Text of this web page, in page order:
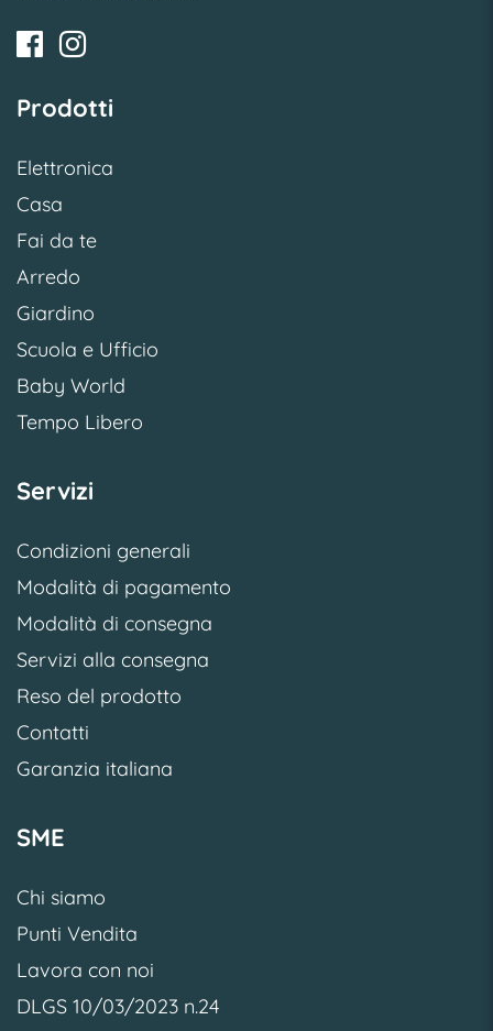
Prodotti
Elettronica
Casa
Fai da te
Arredo
Giardino
Scuola e Ufficio
Baby World
Tempo Libero
Servizi
Condizioni generali
Modalità di pagamento
Modalità di consegna
Servizi alla consegna
Reso del prodotto
Contatti
Garanzia italiana
SME
Chi siamo
Punti Vendita
Lavora con noi
DLGS 10/03/2023 n.24